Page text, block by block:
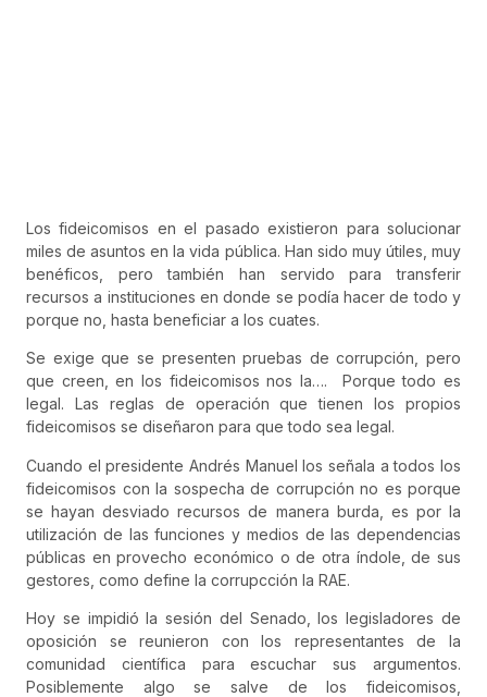
Los fideicomisos en el pasado existieron para solucionar
miles de asuntos en la vida pública. Han sido muy útiles, muy
benéficos, pero también han servido para transferir
recursos a instituciones en donde se podía hacer de todo y
porque no, hasta beneficiar a los cuates.
Se exige que se presenten pruebas de corrupción, pero
que creen, en los fideicomisos nos la…. Porque todo es
legal. Las reglas de operación que tienen los propios
fideicomisos se diseñaron para que todo sea legal.
Cuando el presidente Andrés Manuel los señala a todos los
fideicomisos con la sospecha de corrupción no es porque
se hayan desviado recursos de manera burda, es por la
utilización de las funciones y medios de las dependencias
públicas en provecho económico o de otra índole, de sus
gestores, como define la corrupcción la RAE.
Hoy se impidió la sesión del Senado, los legisladores de
oposición se reunieron con los representantes de la
comunidad científica para escuchar sus argumentos.
Posiblemente algo se salve de los fideicomisos,